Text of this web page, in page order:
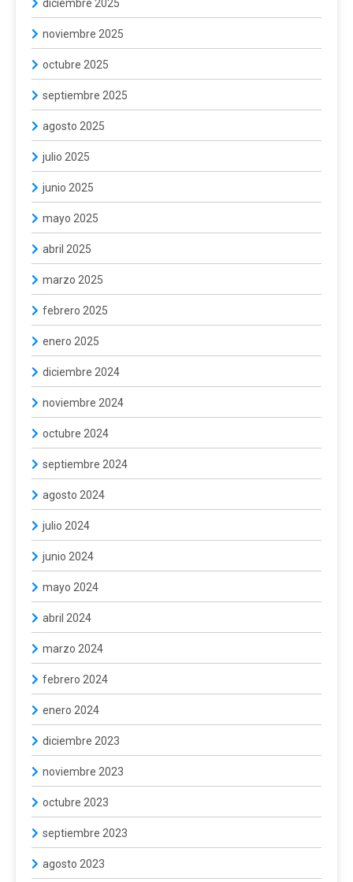
diciembre 2025
noviembre 2025
octubre 2025
septiembre 2025
agosto 2025
julio 2025
junio 2025
mayo 2025
abril 2025
marzo 2025
febrero 2025
enero 2025
diciembre 2024
noviembre 2024
octubre 2024
septiembre 2024
agosto 2024
julio 2024
junio 2024
mayo 2024
abril 2024
marzo 2024
febrero 2024
enero 2024
diciembre 2023
noviembre 2023
octubre 2023
septiembre 2023
agosto 2023